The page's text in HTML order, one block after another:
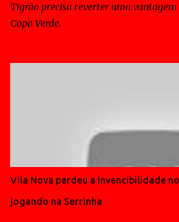
Tigrão precisa reverter uma
Copa Verde.
Vila Nova perdeu a invencibilidade
jogando na Serrinha